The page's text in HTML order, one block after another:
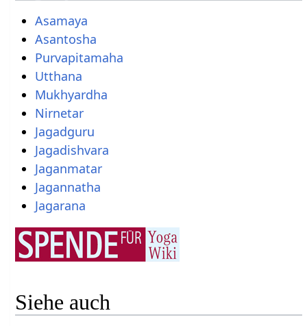
Asamaya
Asantosha
Purvapitamaha
Utthana
Mukhyardha
Nirnetar
Jagadguru
Jagadishvara
Jaganmatar
Jagannatha
Jagarana
Siehe auch